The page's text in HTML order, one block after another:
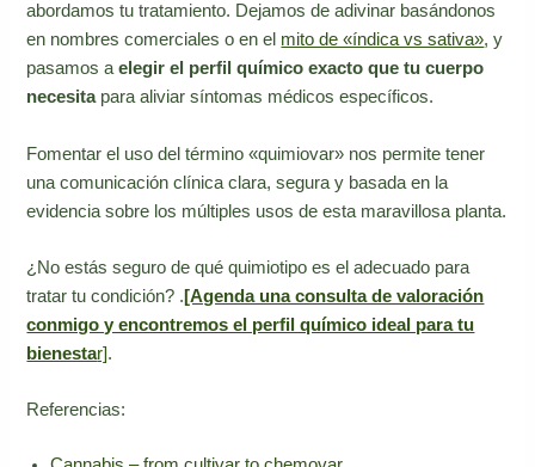
abordamos tu tratamiento. Dejamos de adivinar basándonos
en nombres comerciales o en el mito de «índica vs sativa», y
pasamos aelegir el perfil químico exacto que tu cuerpo
necesitapara aliviar síntomas médicos específicos.
Fomentar el uso del término «quimiovar» nos permite tener
una comunicación clínica clara, segura y basada en la
evidencia sobre los múltiples usos de esta maravillosa planta.
¿No estás seguro de qué quimiotipo es el adecuado para
tratar tu condición? .[Agenda una consulta de valoración
conmigo y encontremos el perfil químico ideal para tu
bienestar].
Referencias: